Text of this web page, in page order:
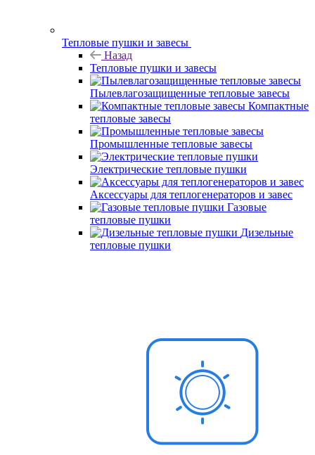
Тепловые пушки и завесы
Назад
Тепловые пушки и завесы
Пылевлагозащищенные тепловые завесы
Компактные
тепловые завесы
Промышленные тепловые завесы
Электрические тепловые пушки
Аксессуары для теплогенераторов и завес
Газовые
тепловые пушки
Дизельные
тепловые пушки